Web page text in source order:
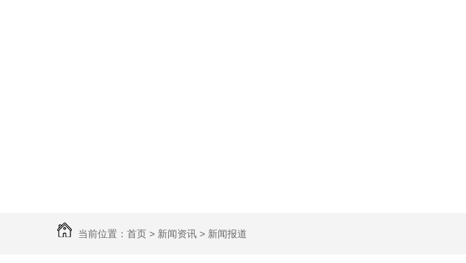
当前位置： 首页 > 新闻资讯 > 新闻报道